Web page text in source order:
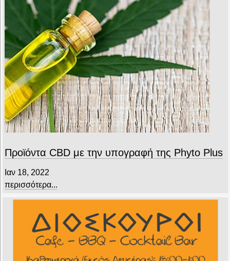
Προϊόντα CBD με την υπογραφή της Phyto Plus
Ιαν 18, 2022
περισσότερα...